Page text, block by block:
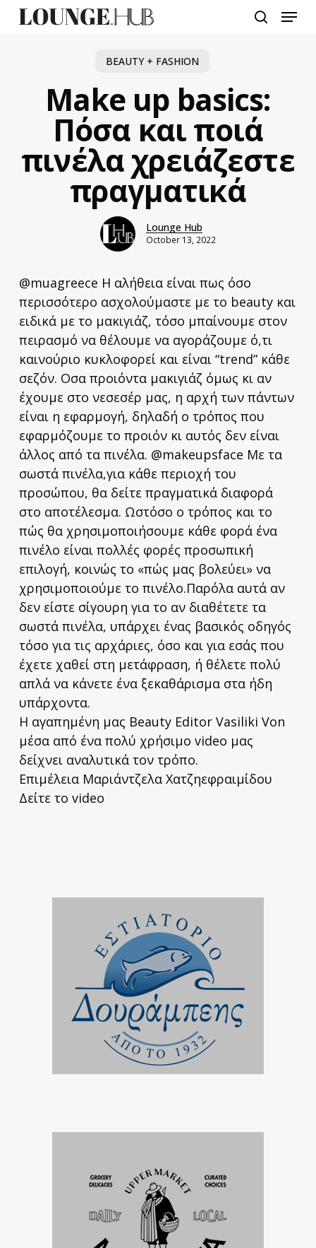
Menu
BEAUTY + FASHION
Make up basics:
Πόσα και ποιά
πινέλα χρειάζεστε
πραγματικά
Lounge Hub
October 13, 2022
@muagreece Η αλήθεια είναι πως όσο
περισσότερο ασχολούμαστε με το beauty και
ειδικά με το μακιγιάζ, τόσο μπαίνουμε στον
πειρασμό να θέλουμε να αγοράζουμε ό,τι
καινούριο κυκλοφορεί και είναι “trend” κάθε
σεζόν. Οσα προιόντα μακιγιάζ όμως κι αν
έχουμε στο νεσεσέρ μας, η αρχή των πάντων
είναι η εφαρμογή, δηλαδή ο τρόπος που
εφαρμόζουμε το προιόν κι αυτός δεν είναι
άλλος από τα πινέλα. @makeupsface Με τα
σωστά πινέλα,για κάθε περιοχή του
προσώπου, θα δείτε πραγματικά διαφορά
στο αποτέλεσμα. Ωστόσο ο τρόπος και το
πώς θα χρησιμοποιήσουμε κάθε φορά ένα
πινέλο είναι πολλές φορές προσωπική
επιλογή, κοινώς το «πώς μας βολεύει» να
χρησιμοποιούμε το πινέλο.Παρόλα αυτά αν
δεν είστε σίγουρη για το αν διαθέτετε τα
σωστά πινέλα, υπάρχει ένας βασικός οδηγός
τόσο για τις αρχάριες, όσο και για εσάς που
έχετε χαθεί στη μετάφραση, ή θέλετε πολύ
απλά να κάνετε ένα ξεκαθάρισμα στα ήδη
υπάρχοντα.
Η αγαπημένη μας Beauty Editor Vasiliki Von
μέσα από ένα πολύ χρήσιμο video μας
δείχνει αναλυτικά τον τρόπο.
Επιμέλεια Μαριάντζελα Χατζηεφραιμίδου
Δείτε το video